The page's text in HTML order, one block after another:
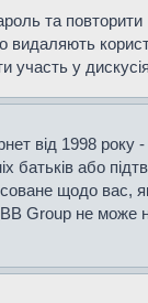
та
участь у
від 1998
або
щодо
Group не може